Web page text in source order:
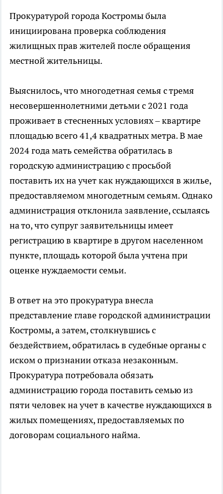
Прокуратурой города Костромы была
инициирована проверка соблюдения
жилищных прав жителей после обращения
местной жительницы.
Выяснилось, что многодетная семья с тремя
несовершеннолетними детьми с 2021 года
проживает в стесненных условиях – квартире
площадью всего 41,4 квадратных метра. В мае
2024 года мать семейства обратилась в
городскую администрацию с просьбой
поставить их на учет как нуждающихся в жилье,
предоставляемом многодетным семьям. Однако
администрация отклонила заявление, ссылаясь
на то, что супруг заявительницы имеет
регистрацию в квартире в другом населенном
пункте, площадь которой была учтена при
оценке нуждаемости семьи.
В ответ на это прокуратура внесла
представление главе городской администрации
Костромы, а затем, столкнувшись с
бездействием, обратилась в судебные органы с
иском о признании отказа незаконным.
Прокуратура потребовала обязать
администрацию города поставить семью из
пяти человек на учет в качестве нуждающихся в
жилых помещениях, предоставляемых по
договорам социального найма.